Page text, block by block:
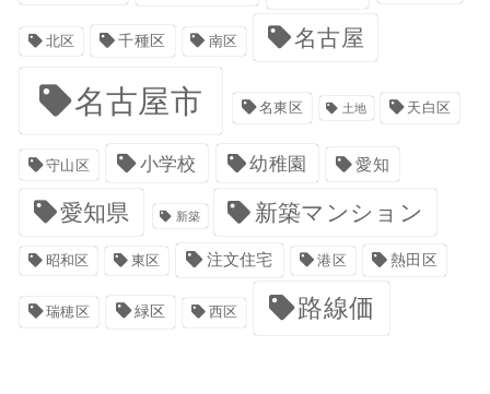
北区 千種区 南区 名古屋
名古屋市 名東区 土地 天白区
守山区 小学校 幼稚園 愛知
愛知県 新築 新築マンション
昭和区 東区 注文住宅 港区 熱田区
瑞穂区 緑区 西区 路線価